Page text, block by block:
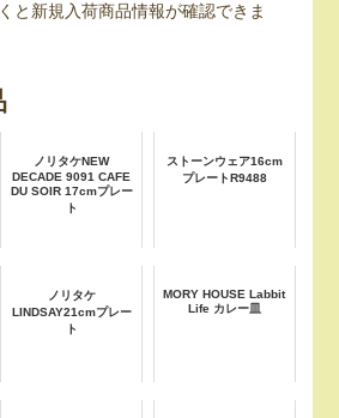
と新規入荷商品情報が確認できま
ノリタケNEW
DECADE 9091 CAFE
DU SOIR 17cmプレー
ト
ストーンウェア16cm
プレートR9488
ノリタケ
LINDSAY21cmプレー
ト
MORY HOUSE Labbit
Life カレー皿